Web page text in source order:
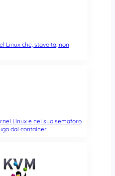
Linux che, stavolta, non
Linux e nel suo semaforo
dai container